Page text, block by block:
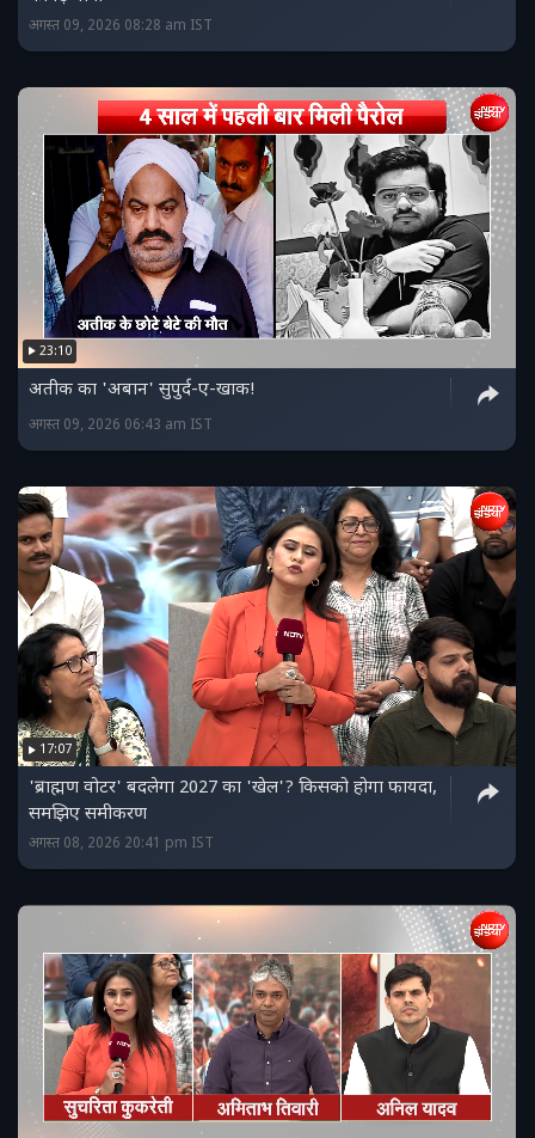
अगस्त 09, 2026 08:28 am IST
23:10
अतीक का 'अबान' सुपुर्द-ए-खाक!
अगस्त 09, 2026 06:43 am IST
17:07
'ब्राह्मण वोटर' बदलेगा 2027 का 'खेल'? किसको होगा फायदा,
समझिए समीकरण
अगस्त 08, 2026 20:41 pm IST